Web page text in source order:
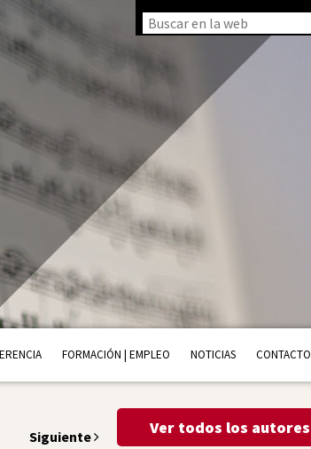
FORMACIÓN | EMPLEO NOTICIAS CONTACTO
Siguiente Ver todos los autores